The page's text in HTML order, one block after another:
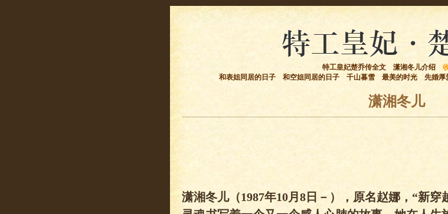
特工皇妃楚乔传全文 潇湘冬儿介绍
和表姐同居的日子
和空姐同居的日子 千山暮雪 最美的时光 先婚厚
潇湘冬儿
潇湘冬儿（1987年10月8日－），原名赵娜，“新